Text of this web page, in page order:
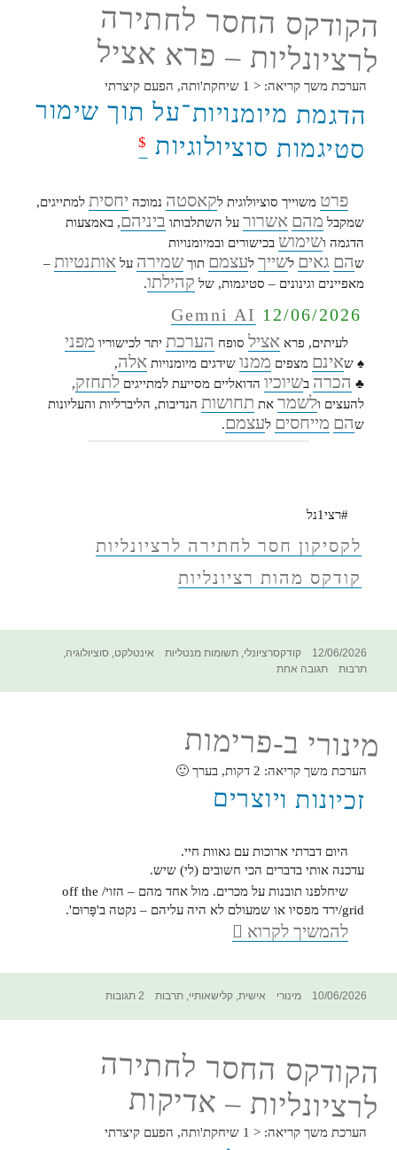
לרציונליות
–
שווי
הקודקס החסר לחתירה
לרציונליות – פרא אציל
הערכת משך קריאה: < 1 שיחקת'ותה, הפעם קיצרתי
הדגמת מיומנויות־על תוך שימור
סטיגמות סוציולוגיות $
פרט משוייך סוציולוגית לקאסטה נמוכה יחסית למתייגים,
שמקבל מהם אשרור על השתלבותו ביניהם, באמצעות
הדגמה ושימוש בכישורים ובמיומנויות
שהם גאים לשייך לעצמם תוךשמירה עלאותנטיות –
מאפיינים וגינונים – סטיגמות, של קהילתו.
Gemni AI 12/06/2026
לעיתים, פראאציל סופח הערכת יתר לכישוריו מפני
♠ שאינם מצפים ממנו שידגים מיומנויותאלה,
♣ הכרה בשיוכיו הדואליים מסייעת למתייגיםלתחזק,
להעצים ולשמר את תחושות הנדיבות, הליברליות והעליונות
שהם מייחסים לעצמם.
#רצי1נל
לקסיקון חסר לחתירה לרציונליות
קודקס מהות רציונליות
פורסם
בתאריך
12/06/2026 קטגוריות
קודקסרציונלי,תשומות מנטליות תגיות
אינטלקט,סוציולוגיה,
תרבות
תגובה אחתעל
לרציונליות
–
פרא
מינורי ב-פרימות
הערכת משך קריאה: 2 דקות, בערך 🙂
זכיונות ויוצרים
היום דברתי ארוכות עם גאוות חיי.
עדכנה אותי בדברים הכי חשובים (לי) שיש.
שיחלפנו תובנות על מכרים. מול אחד מהם – הזוי/ off the
grid/ירד מפסיו או שמעולם לא היה עליהם – נקטה ב'פָּרוּם'.
להמשיך לקרוא
פורסם
10/06/2026 קטגוריות
מינורי תגיות
אישית,קלישאותיי,תרבות 2 תגובות
על
הקודקס החסר לחתירה
לרציונליות – אדיקות
הערכת משך קריאה: < 1 שיחקת'ותה, הפעם קיצרתי